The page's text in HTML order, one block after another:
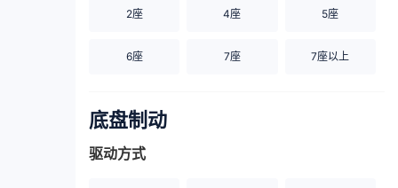
2座 4座 5座
6座 7座 7座以上
底盘制动
驱动方式